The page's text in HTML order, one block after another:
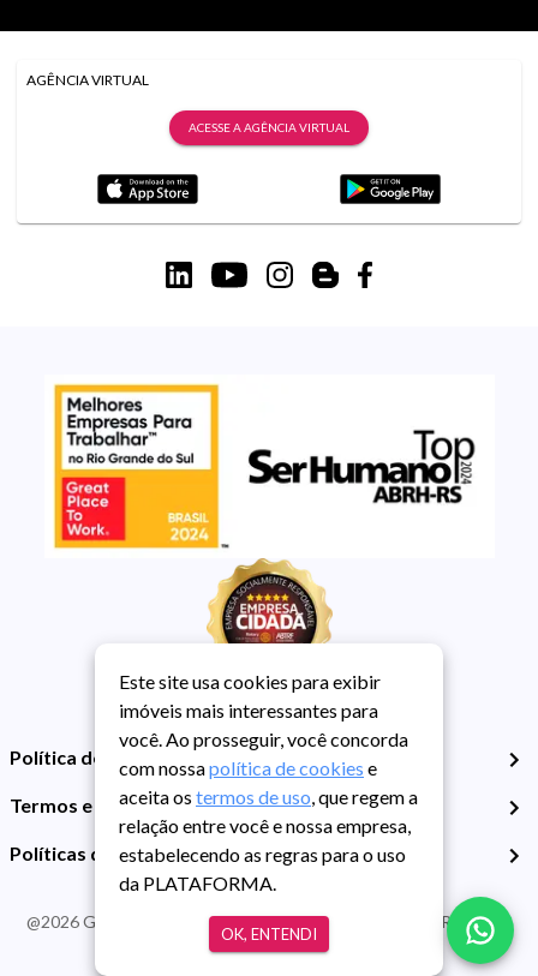
AGÊNCIA VIRTUAL
ACESSE A AGÊNCIA VIRTUAL
Política de Privacidade
Termos e Condições de Uso
Políticas de Cookies
@2026Guarida Imóvel. Todos os direitos reservados. CRECI RS -
413J | CNPJ Guarida: 89.398.606/0001-30
Este site usa cookies para exibir
imóveis mais interessantes para
você. Ao prosseguir, você concorda
com nossapolítica de cookies e
aceita os termos de uso, que regem a
relação entre você e nossa empresa,
estabelecendo as regras para o uso
da PLATAFORMA.
OK, ENTENDI